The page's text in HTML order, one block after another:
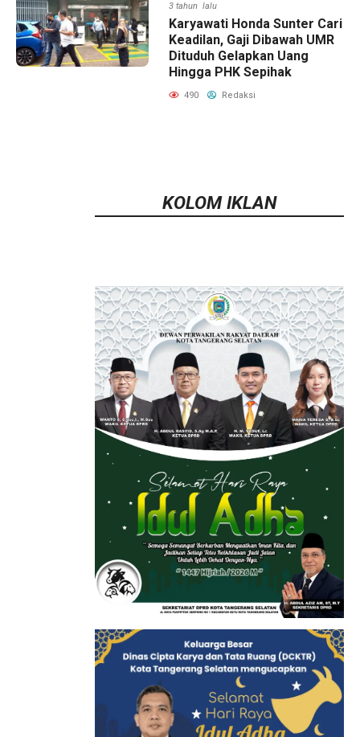
3 tahun lalu
Karyawati Honda Sunter Cari
Keadilan, Gaji Dibawah UMR
Dituduh Gelapkan Uang
Hingga PHK Sepihak
490 Redaksi
KOLOM IKLAN